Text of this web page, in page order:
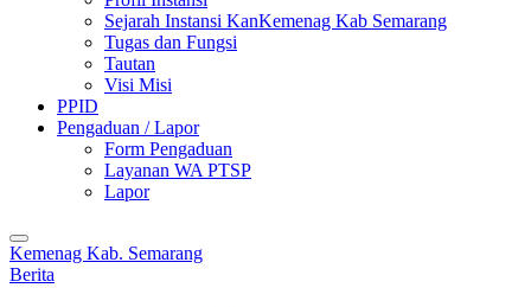
Sejarah Instansi KanKemenag Kab Semarang
Tugas dan Fungsi
Tautan
Visi Misi
PPID
Pengaduan / Lapor
Form Pengaduan
Layanan WA PTSP
Lapor
Kemenag Kab. Semarang
Berita